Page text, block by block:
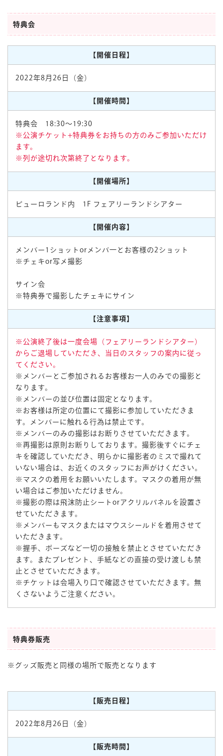
特典会
【開催日程】
2022年8月26日（金）
【開催時間】
特典会 18:30～19:30
※公演チケット+特典券をお持ちの方のみご参加いただけ
ます。
※列が途切れ次第終了となります。
【開催場所】
ピューロランド内 1F フェアリーランドシアター
【開催内容】
メンバー1ショットorメンバ一とお客様の2ショット
※チェキor写メ撮影
サイン会
※特典券で撮影したチェキにサイン
【注意事項】
※公演終了後は一度会場（フェアリーランドシアター）
からご退場していただき、当日のスタッフの案内に従っ
てください。
※メンバーとご参加されるお客様お一人のみでの撮影と
なります。
※メンバーの並び位置は固定となります。
※お客様は所定の位置にて撮影に参加していただきま
す。メンバーに触れる行為は禁止です。
※メンバーのみの撮影はお断りさせていただきます。
※再撮影は原則お断りしております。撮影後すぐにチェ
キを確認していただき、明らかに撮影者のミスで撮れて
いない場合は、お近くのスタッフにお声がけください。
※マスクの着用をお願いいたします。マスクの着用が無
い場合はご参加いただけません。
※撮影の際は飛沫防止シートorアクリルパネルを設置さ
せていただきます。
※メンバーもマスクまたはマウスシールドを着用させて
いただきます。
※握手、ポーズなど一切の接触を禁止とさせていただき
ます。またプレゼント、手紙などの直接の受け渡しも禁
止とさせていただきます。
※チケットは会場入り口で確認させていただきます。無
くさないようご注意ください。
特典券販売
※グッズ販売と同様の場所で販売となります
【販売日程】
2022年8月26日（金）
【販売時間】